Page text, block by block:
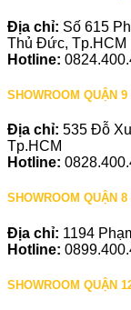
Địa chỉ: Số 615
Thủ Đức, Tp.HCM
Hotline:
SHOWROOM QUẬN 9
Địa chỉ: 535 Đỗ
Tp.HCM
Hotline:
SHOWROOM QUẬN 8
Địa chỉ: 1194
Hotline:
SHOWROOM QUẬN